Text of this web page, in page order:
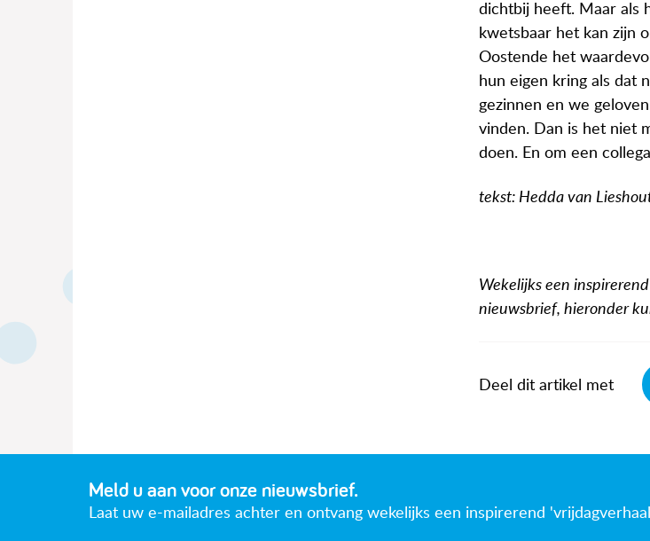
dichtbij heeft. Maar als
kwetsbaar het kan zijn
Oostende het
hun eigen kring als dat
gezinnen en we
vinden. Dan is het niet
doen. En om een
tekst: Hedda van
Wekelijks een
nieuwsbrief, hieronder
Deel dit artikel met
Meld u aan voor onze nieuwsbrief.
Laat uw e-mailadres achter en ontvang wekelijks een inspirerend